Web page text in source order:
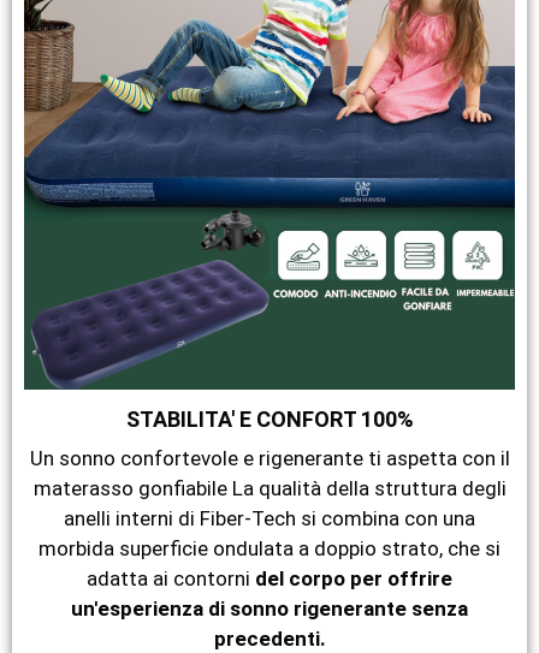
STABILITA' E CONFORT 100%
Un sonno confortevole e rigenerante ti aspetta con il
materasso gonfiabile La qualità della struttura degli
anelli interni di Fiber-Tech si combina con una
morbida superficie ondulata a doppio strato, che si
adatta ai contorni del corpo per offrire
un'esperienza di sonno rigenerante senza
precedenti.